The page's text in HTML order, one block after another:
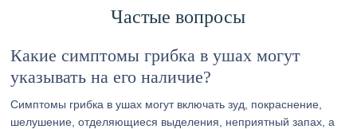
Частые вопросы
Какие симптомы грибка в ушах могут
указывать на его наличие?
Симптомы грибка в ушах могут включать зуд, покраснение,
шелушение, отделяющиеся выделения, неприятный запах, а